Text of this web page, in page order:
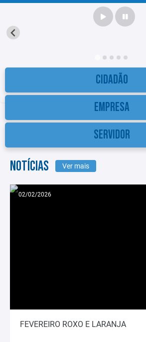
CIDADÃO
EMPRESA
SERVIDOR
NOTÍCIAS Ver mais
02/02/2026
FEVEREIRO ROXO E LARANJA